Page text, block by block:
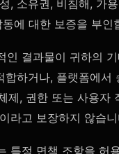
, 소유권, 비침해, 가
에 대한 보증을 부인
인 결과물이 귀하의
합하거나, 플랫폼에서
제, 권한 또는 사용자
라고 보장하지 않습
특정 면책 조항을 허